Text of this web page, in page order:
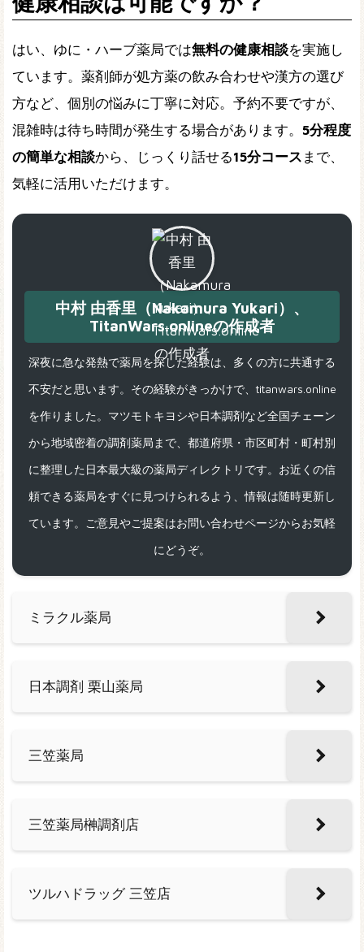
はい、ゆに・ハーブ薬局では無料の健康相談を実施し
ています。薬剤師が処方薬の飲み合わせや漢方の選び
方など、個別の悩みに丁寧に対応。予約不要ですが、
混雑時は待ち時間が発生する場合があります。 5分程度
の簡単な相談から、じっくり話せる15分コース まで、
気軽に活用いただけます。
中村 由香里（Nakamura Yukari）、
TitanWars.onlineの作成者
深夜に急な発熱で薬局を探した経験は、多くの方に共通する
不安だと思います。その経験がきっかけで、titanwars.online
を作りました。マツモトキヨシや日本調剤など全国チェーン
から地域密着の調剤薬局まで、都道府県・市区町村・町村別
に整理した日本最大級の薬局ディレクトリです。お近くの信
頼できる薬局をすぐに見つけられるよう、情報は随時更新し
ています。ご意見やご提案はお問い合わせページからお気軽
にどうぞ。
ミラクル薬局
日本調剤 栗山薬局
三笠薬局
三笠薬局榊調剤店
ツルハドラッグ 三笠店